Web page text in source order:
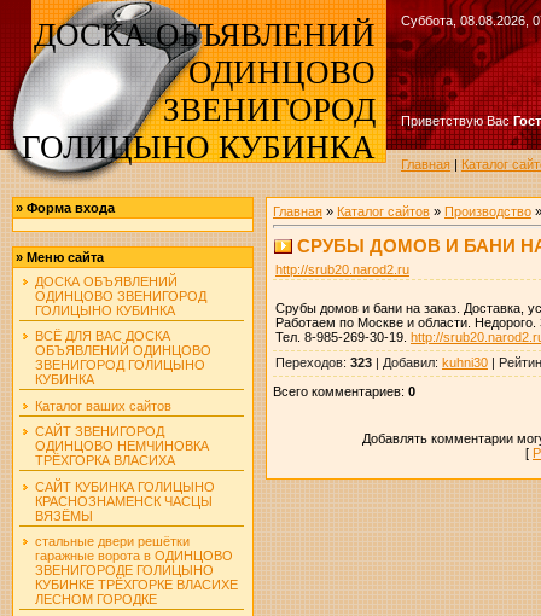
ДОСКА ОБЪЯВЛЕНИЙ
ОДИНЦОВО
ЗВЕНИГОРОД
ГОЛИЦЫНО КУБИНКА
Суббота, 08.08.2026,
Приветствую Вас
Главная|Каталог
» Форма входа
» Меню сайта
ДОСКА ОБЪЯВЛЕНИЙ
ОДИНЦОВО ЗВЕНИГОРОД
ГОЛИЦЫНО КУБИНКА
ВСЁ ДЛЯ ВАС ДОСКА
ОБЪЯВЛЕНИЙ ОДИНЦОВО
ЗВЕНИГОРОД ГОЛИЦЫНО
КУБИНКА
Каталог ваших сайтов
САЙТ ЗВЕНИГОРОД
ОДИНЦОВО НЕМЧИНОВКА
ТРЁХГОРКА ВЛАСИХА
САЙТ КУБИНКА ГОЛИЦЫНО
КРАСНОЗНАМЕНСК ЧАСЦЫ
ВЯЗЁМЫ
стальные двери решётки
гаражные ворота в ОДИНЦОВО
ЗВЕНИГОРОДЕ ГОЛИЦЫНО
КУБИНКЕ ТРЁХГОРКЕ ВЛАСИХЕ
ЛЕСНОМ ГОРОДКЕ
Главная» Каталог сайтов» Производство
СРУБЫ ДОМОВ И БАНИ
http://srub20.narod2.ru
Срубы домов и бани на заказ. Доставка,
Работаем по Москве и области. Недорого.
Тел. 8-985-269-30-19. http://
Переходов: 323| Добавил: kuhni30|
Всего комментариев: 0
Добавлять комментарии
[